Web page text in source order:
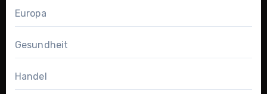
Europa
Gesundheit
Handel